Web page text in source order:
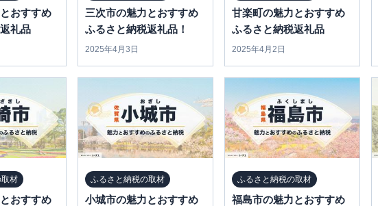
おすすめ
礼品
三次市の魅力とおすすめ
ふるさと納税返礼品！
2025年4月3日
甘楽町の魅力とおすすめ
ふるさと納税返礼品
2025年4月2日
材
おすすめ
ふるさと納税の取材
小城市の魅力とおすすめ
ふるさと納税の取材
福島市の魅力とおすすめ